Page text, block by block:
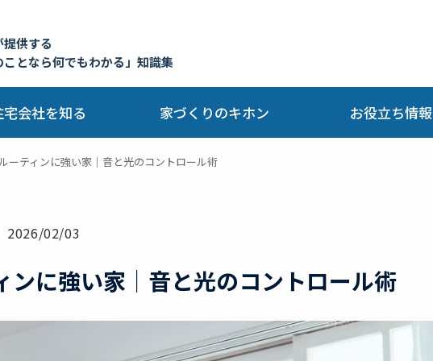
供する
ことなら何でもわかる」知識集
宅会社を知る 家づくりのキホン お役立ち情報
ーティンに強い家｜音と光のコントロール術
2026/02/03
ンに強い家｜音と光のコントロール術